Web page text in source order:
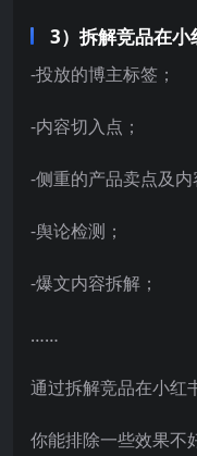
3）拆解竞品在小
-投放的博主标签；
-内容切入点；
-侧重的产品卖点及内
-舆论检测；
-爆文内容拆解；
……
通过拆解竞品在小红
你能排除一些效果不